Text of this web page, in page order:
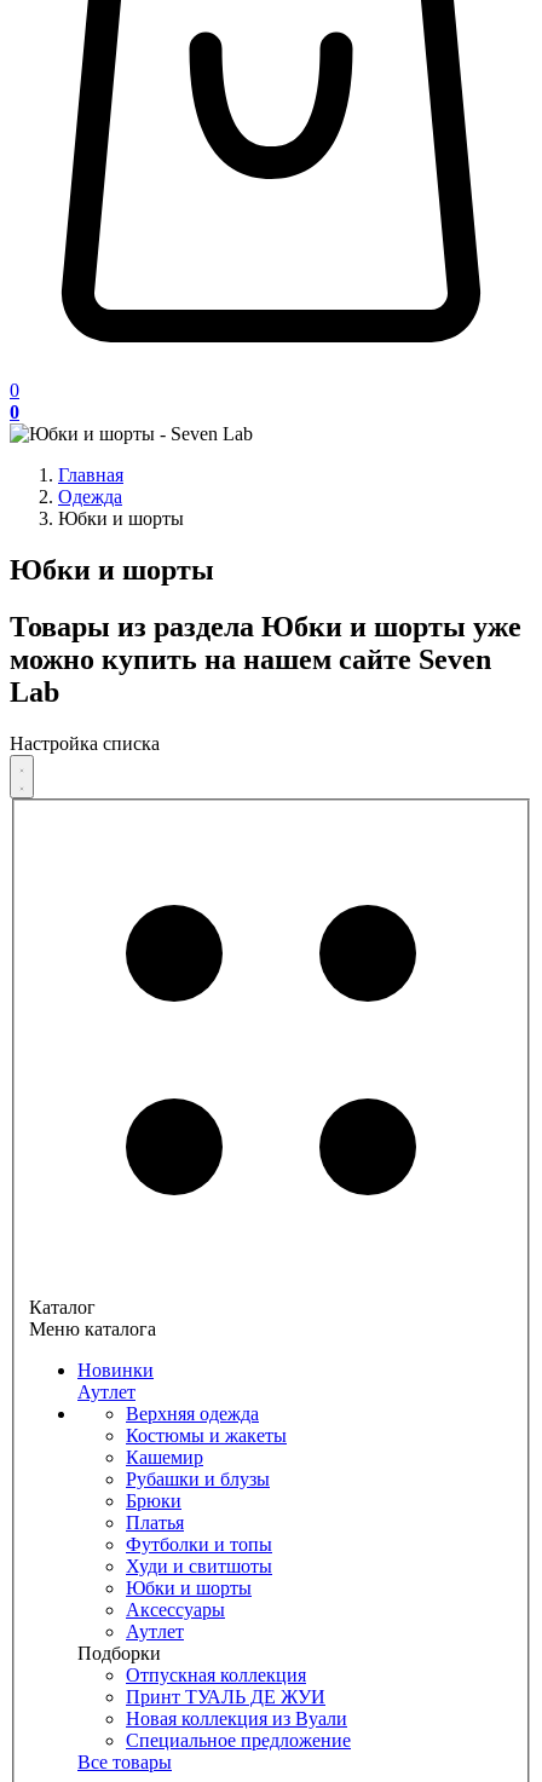
0
0
Главная
Одежда
Юбки и шорты
Юбки и шорты
Товары из раздела Юбки и шорты уже
можно купить на нашем сайте Seven
Lab
Настройка списка
Каталог
Меню каталога
Новинки
Аутлет
Верхняя одежда
Костюмы и жакеты
Кашемир
Рубашки и блузы
Брюки
Платья
Футболки и топы
Худи и свитшоты
Юбки и шорты
Аксессуары
Аутлет
Подборки
Отпускная коллекция
Принт ТУАЛЬ ДЕ ЖУИ
Новая коллекция из Вуали
Специальное предложение
Все товары